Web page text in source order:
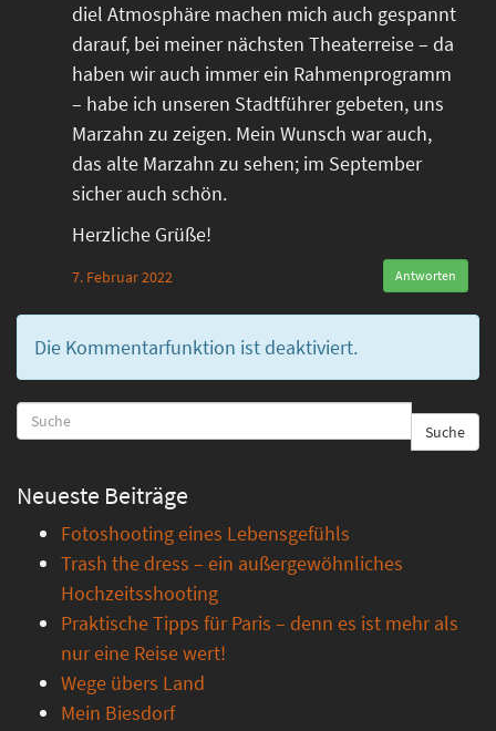
diel Atmosphäre machen mich auch gespannt
darauf, bei meiner nächsten Theaterreise – da
haben wir auch immer ein Rahmenprogramm
– habe ich unseren Stadtführer gebeten, uns
Marzahn zu zeigen. Mein Wunsch war auch,
das alte Marzahn zu sehen; im September
sicher auch schön.
Herzliche Grüße!
7. Februar 2022 Antworten
Die Kommentarfunktion ist deaktiviert.
Suche
Neueste Beiträge
Fotoshooting eines Lebensgefühls
Trash the dress – ein außergewöhnliches
Hochzeitsshooting
Praktische Tipps für Paris – denn es ist mehr als
nur eine Reise wert!
Wege übers Land
Mein Biesdorf